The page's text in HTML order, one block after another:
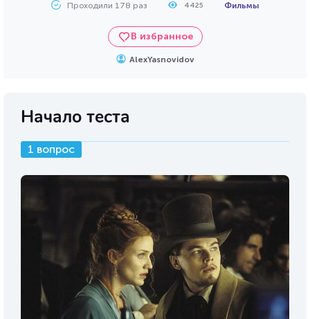
Проходили 178 раз 4425 Фильмы
В избранное
AlexYasnovidov
Начало теста
1 вопрос